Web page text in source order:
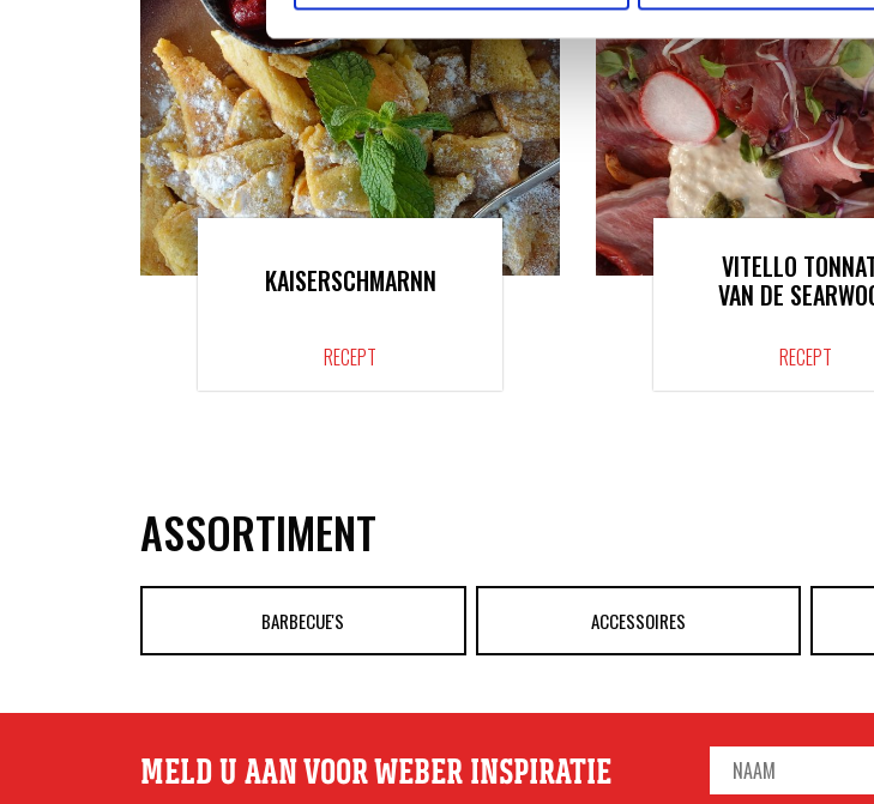
KAISERSCHMARNN
RECEPT
VITELLO
VAN DE
RECEPT
ASSORTIMENT
BARBECUE'S ACCESSOIRES
MELD U AAN VOOR WEBER INSPIRATIE